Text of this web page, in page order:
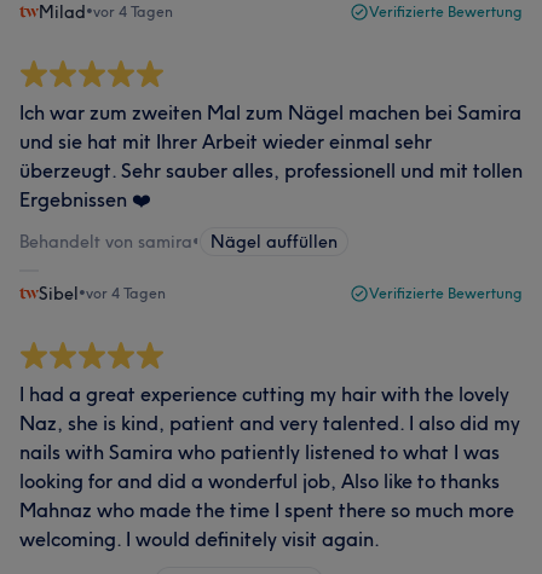
Milad•vor 4 Tagen Verifizierte Bewertung
Ich war zum zweiten Mal zum Nägel machen bei Samira
und sie hat mit Ihrer Arbeit wieder einmal sehr
überzeugt. Sehr sauber alles, professionell und mit tollen
Ergebnissen ❤️
Behandelt von samira• Nägel auffüllen
Sibel•vor 4 Tagen Verifizierte Bewertung
I had a great experience cutting my hair with the lovely
Naz, she is kind, patient and very talented. I also did my
nails with Samira who patiently listened to what I was
looking for and did a wonderful job, Also like to thanks
Mahnaz who made the time I spent there so much more
welcoming. I would definitely visit again.